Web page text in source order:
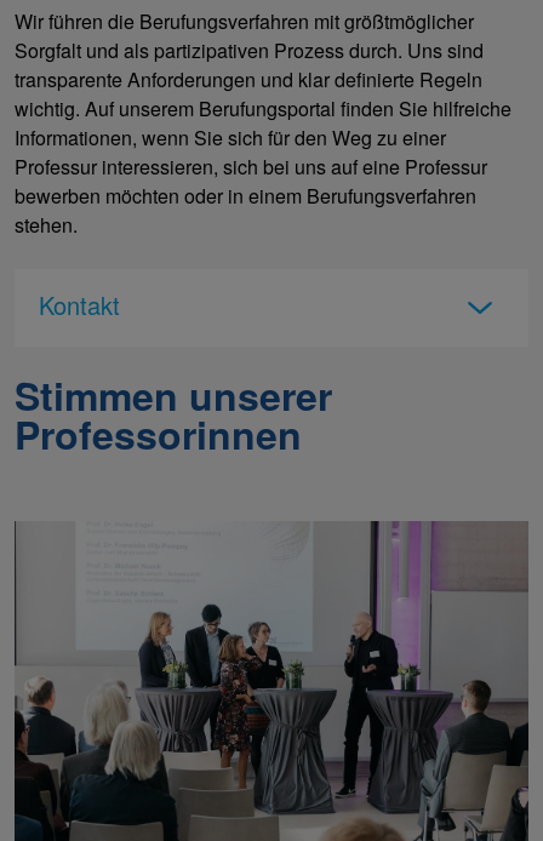
Wir führen die Berufungsverfahren mit größtmöglicher
Sorgfalt und als partizipativen Prozess durch. Uns sind
transparente Anforderungen und klar definierte Regeln
wichtig. Auf unserem Berufungsportal finden Sie hilfreiche
Informationen, wenn Sie sich für den Weg zu einer
Professur interessieren, sich bei uns auf eine Professur
bewerben möchten oder in einem Berufungsverfahren
stehen.
Kontakt
Stimmen unserer
Professorinnen